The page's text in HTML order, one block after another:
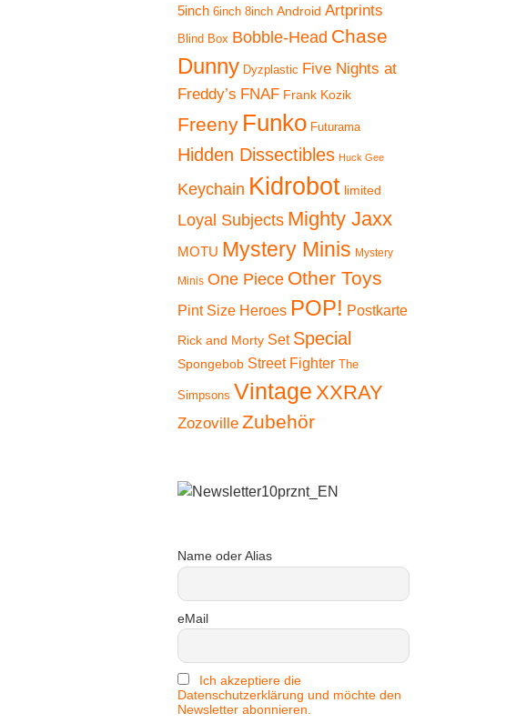
5inch 6inch 8inch Android Artprints
Blind Box Bobble-Head Chase
Dunny Dyzplastic Five Nights at
Freddy’s FNAF Frank Kozik
Freeny Funko Futurama
Hidden Dissectibles Huck Gee
Keychain Kidrobot limited
Loyal Subjects Mighty Jaxx
MOTU Mystery Minis Mystery
Minis One Piece Other Toys
Pint Size Heroes POP! Postkarte
Rick and Morty Set Special
Spongebob Street Fighter The
Simpsons Vintage XXRAY
Zozoville Zubehör
Name oder Alias
eMail
Ich akzeptiere die
Datenschutzerklärung und möchte den
Newsletter abonnieren.